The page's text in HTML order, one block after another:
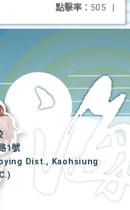
點擊率： 505 |
1號
Dist., Kaohsiung